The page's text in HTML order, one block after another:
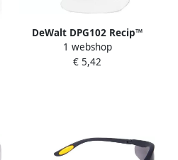
DeWalt DPG102 Recip™
veiligheidsbril | Helder Glas
DPG102-1DEU
1 webshop
€ 5,42